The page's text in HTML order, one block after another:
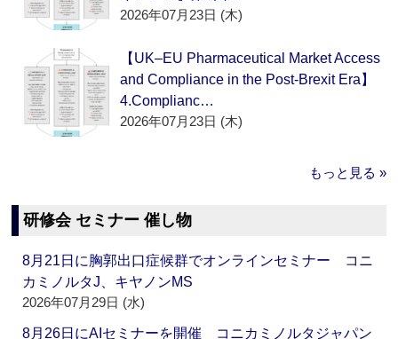
2026年07月23日 (木)
【UK–EU Pharmaceutical Market Access
and Compliance in the Post-Brexit Era】
4.Complianc…
2026年07月23日 (木)
もっと見る »
研修会 セミナー 催し物
8月21日に胸郭出口症候群でオンラインセミナー コニ
カミノルタJ、キヤノンMS
2026年07月29日 (水)
8月26日にAIセミナーを開催 コニカミノルタジャパン